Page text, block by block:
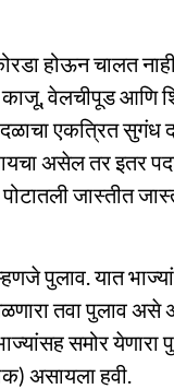
होऊन चालत
काजू, वेलचीपूड आणि
एकत्रित सुगंध
असेल तर इतर
जास्तीत
पुलाव. यात
तवा पुलाव
समोर येणारा
असायला हवी.